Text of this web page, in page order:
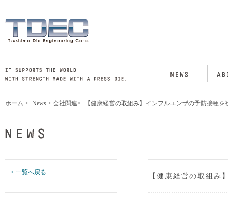
ホーム > News > 会社関連> 【健康経営の取組み】インフルエンザの予防接種
< 一覧へ戻る 【健康経営の取組み